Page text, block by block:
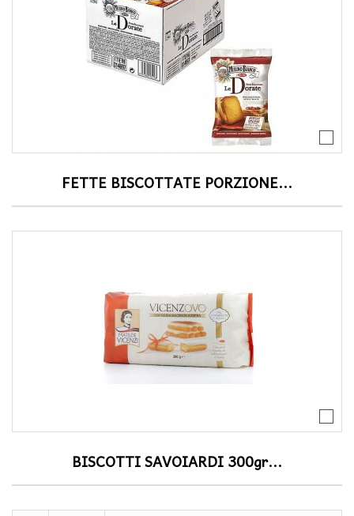
FETTE BISCOTTATE PORZIONE...
BISCOTTI SAVOIARDI 300gr...